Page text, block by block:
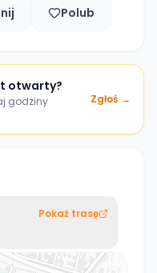
Polub
otwarty?
godziny
Zgłoś →
Pokaż trasę